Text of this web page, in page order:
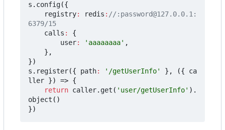
s . config({
registry: redis : //:password@127.0.0.1:
calls :
{
user: 'aaaaaaaa' ,
},
})
s . register({ path: '/getUserInfo' }, ({
ca
ller }) => {
return caller. get ( 'user/getUserInfo' ).
object ()
})